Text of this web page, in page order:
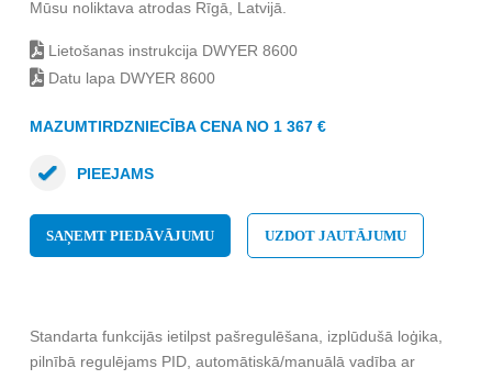
Mūsu noliktava atrodas Rīgā, Latvijā.
Lietošanas instrukcija DWYER 8600
Datu lapa DWYER 8600
MAZUMTIRDZNIECĪBA CENA NO 1 367 €
PIEEJAMS
SAŅEMT PIEDĀVĀJUMU UZDOT JAUTĀJUMU
Standarta funkcijās ietilpst pašregulēšana, izplūdušā loģika,
pilnībā regulējams PID, automātiskā/manuālā vadība ar